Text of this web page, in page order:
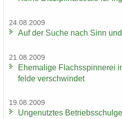
24.08.2009
Auf der Suche nach Sinn
21.08.2009
Ehe­ma­li­ge Flachs­spin­ne­rei
fel­de ver­schwin­det
19.08.2009
Un­ge­nutz­tes